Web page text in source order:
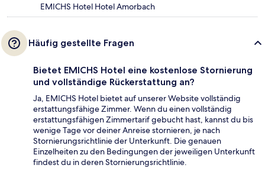
EMICHS Hotel Hotel Amorbach
Häufig gestellte Fragen
Bietet EMICHS Hotel eine kostenlose Stornierung
und vollständige Rückerstattung an?
Ja, EMICHS Hotel bietet auf unserer Website vollständig
erstattungsfähige Zimmer. Wenn du einen vollständig
erstattungsfähigen Zimmertarif gebucht hast, kannst du bis
wenige Tage vor deiner Anreise stornieren, je nach
Stornierungsrichtlinie der Unterkunft. Die genauen
Einzelheiten zu den Bedingungen der jeweiligen Unterkunft
findest du in deren Stornierungsrichtlinie.